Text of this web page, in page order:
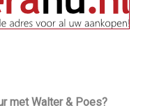
met Walter & Poes?